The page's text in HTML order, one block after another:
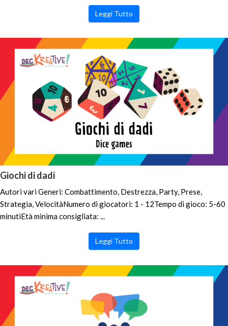
Leggi Tutto
Giochi di dadi
Autori vari Generi: Combattimento, Destrezza, Party, Prese,
Strategia, VelocitàNumero di giocatori: 1 - 12Tempo di gioco: 5-60
minutiEtà minima consigliata: ...
Leggi Tutto